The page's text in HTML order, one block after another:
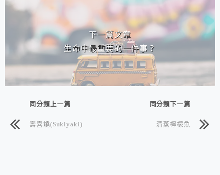
下一篇文章
生命中最重要的一件事？
同分類上一篇
壽喜燒(Sukiyaki)
同分類下一篇
清蒸檸檬魚